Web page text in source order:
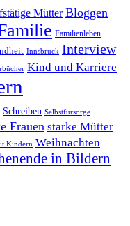
Mütter Bloggen
Familienleben
Innsbruck Interview
Kind und Karriere
Schreiben Selbstfürsorge
Frauen starke Mütter
Kindern Weihnachten
in Bildern